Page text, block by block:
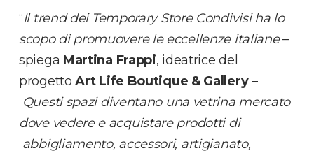
“Il trend dei Temporary Store Condivisi ha lo
scopo di promuovere le eccellenze italiane–
spiega Martina Frappi, ideatrice del
progettoArt Life Boutique & Gallery–
Questi spazi diventano una vetrina mercato
dove vedere e acquistare prodotti di
abbigliamento, accessori, artigianato,